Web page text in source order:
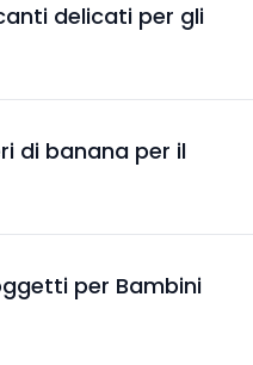
delicati per gli
di banana per il
per Bambini